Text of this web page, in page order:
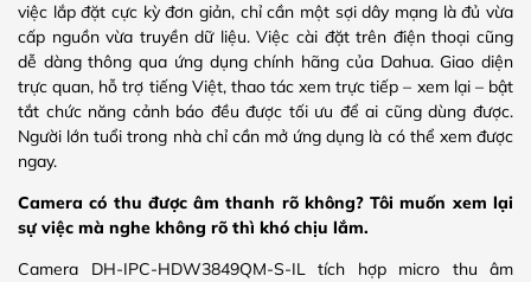
việc lắp đặt cực kỳ đơn giản, chỉ cần một sợi dây mạng là đủ vừa
cấp nguồn vừa truyền dữ liệu. Việc cài đặt trên điện thoại cũng
dễ dàng thông qua ứng dụng chính hãng của Dahua. Giao diện
trực quan, hỗ trợ tiếng Việt, thao tác xem trực tiếp – xem lại – bật
tắt chức năng cảnh báo đều được tối ưu để ai cũng dùng được.
Người lớn tuổi trong nhà chỉ cần mở ứng dụng là có thể xem được
ngay.
Camera có thu được âm thanh rõ không? Tôi muốn xem lại
sự việc mà nghe không rõ thì khó chịu lắm.
Camera DH-IPC-HDW3849QM-S-IL tích hợp micro thu âm